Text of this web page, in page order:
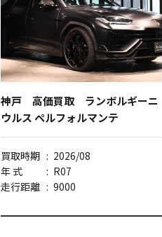
神戸 高価買取 ランボルギーニ
ウルス ペルフォルマンテ
買取時期 : 2026/08
年 式
: R07
走行距離 : 9000